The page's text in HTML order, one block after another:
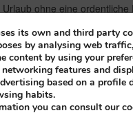
ohne eine ordentliche
Teneriffa genau das
its own and third party
by analysing web traffic,
content by using your
features and
based on a profile
habits.
you can consult our